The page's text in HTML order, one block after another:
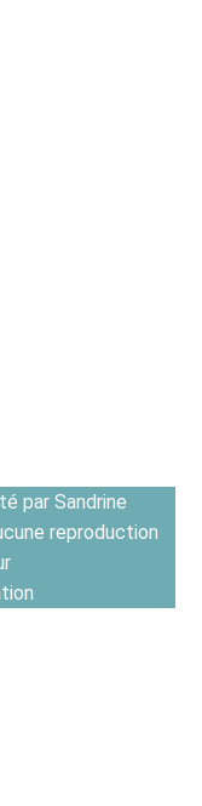
par Sandrine
reproduction